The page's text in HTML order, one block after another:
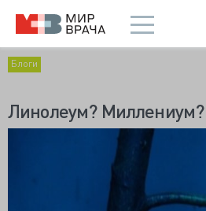
Блоги
Линолеум?